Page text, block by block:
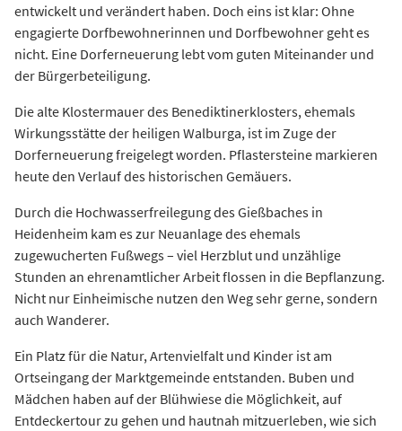
entwickelt und verändert haben. Doch eins ist klar: Ohne
engagierte Dorfbewohnerinnen und Dorfbewohner geht es
nicht. Eine Dorferneuerung lebt vom guten Miteinander und
der Bürgerbeteiligung.
Die alte Klostermauer des Benediktinerklosters, ehemals
Wirkungsstätte der heiligen Walburga, ist im Zuge der
Dorferneuerung freigelegt worden. Pflastersteine markieren
heute den Verlauf des historischen Gemäuers.
Durch die Hochwasserfreilegung des Gießbaches in
Heidenheim kam es zur Neuanlage des ehemals
zugewucherten Fußwegs – viel Herzblut und unzählige
Stunden an ehrenamtlicher Arbeit flossen in die Bepflanzung.
Nicht nur Einheimische nutzen den Weg sehr gerne, sondern
auch Wanderer.
Ein Platz für die Natur, Artenvielfalt und Kinder ist am
Ortseingang der Marktgemeinde entstanden. Buben und
Mädchen haben auf der Blühwiese die Möglichkeit, auf
Entdeckertour zu gehen und hautnah mitzuerleben, wie sich